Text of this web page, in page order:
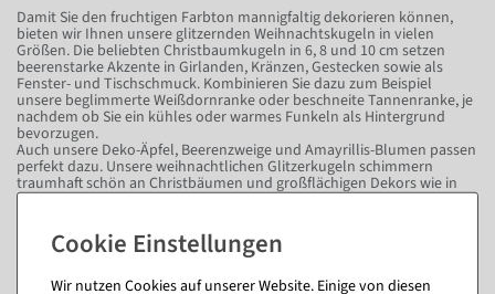
Damit Sie den fruchtigen Farbton mannigfaltig dekorieren können,
bieten wir Ihnen unsere glitzernden Weihnachtskugeln in vielen
Größen. Die beliebten Christbaumkugeln in 6, 8 und 10 cm setzen
beerenstarke Akzente in Girlanden, Kränzen, Gestecken sowie als
Fenster- und Tischschmuck. Kombinieren Sie dazu zum Beispiel
unsere beglimmerte Weißdornranke oder beschneite Tannenranke, je
nachdem ob Sie ein kühles oder warmes Funkeln als Hintergrund
bevorzugen.
Auch unsere Deko-Äpfel, Beerenzweige und Amayrillis-Blumen passen
perfekt dazu. Unsere weihnachtlichen Glitzerkugeln schimmern
traumhaft schön an Christbäumen und großflächigen Dekors wie in
Verkaufsflächen. Mit diesen fruchtig-frischen Weihnachtskugeln mit
Wir nutzen Cookies auf unserer Website. Einige von diesen